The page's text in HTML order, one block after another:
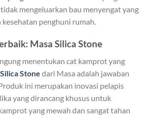
mengeluarkan bau menyengat yang
kesehatan penghuni rumah.
Masa Silica Stone
menentukan cat kamprot yang
Stone dari Masa adalah jawaban
ini merupakan inovasi pelapis
yang dirancang khusus untuk
yang mewah dan sangat tahan